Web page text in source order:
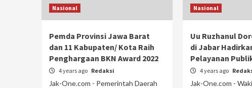
Nasional
Pemda Provinsi Jawa Barat
dan 11 Kabupaten/ Kota Raih
Penghargaan BKN Award 2022
4 years ago Redaksi
Jak-One.com - Pemerintah Daerah
Nasional
Uu Ruzhanul
di Jabar
Pelayanan
4 years ago
Jak-One.com -